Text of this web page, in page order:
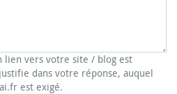
lien vers votre site / blog est
dans votre réponse, auquel
est exigé.